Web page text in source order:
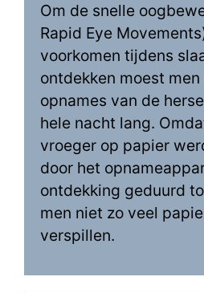
Om de snelle
Rapid Eye
voorkomen tijdens
ontdekken moest
opnames van de
hele nacht lang.
vroeger op papier
door het
ontdekking geduurd
men niet zo veel
verspillen.